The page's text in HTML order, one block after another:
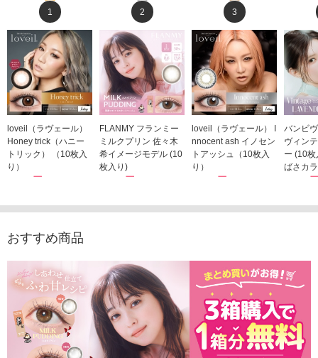
1
loveil（ラヴェール）
Honey trick（ハニー
トリック） （10枚入
り）
1,760円
2
FLANMY フランミー
ミルクプリン 佐々木
希イメージモデル (10
枚入り)
1,815円
3
loveil（ラヴェール） I
nnocent ash イノセン
トアッシュ（10枚入
り）
1,760円
バンビ
ヴィン
ー (10
ばさカ
1,848
おすすめ商品